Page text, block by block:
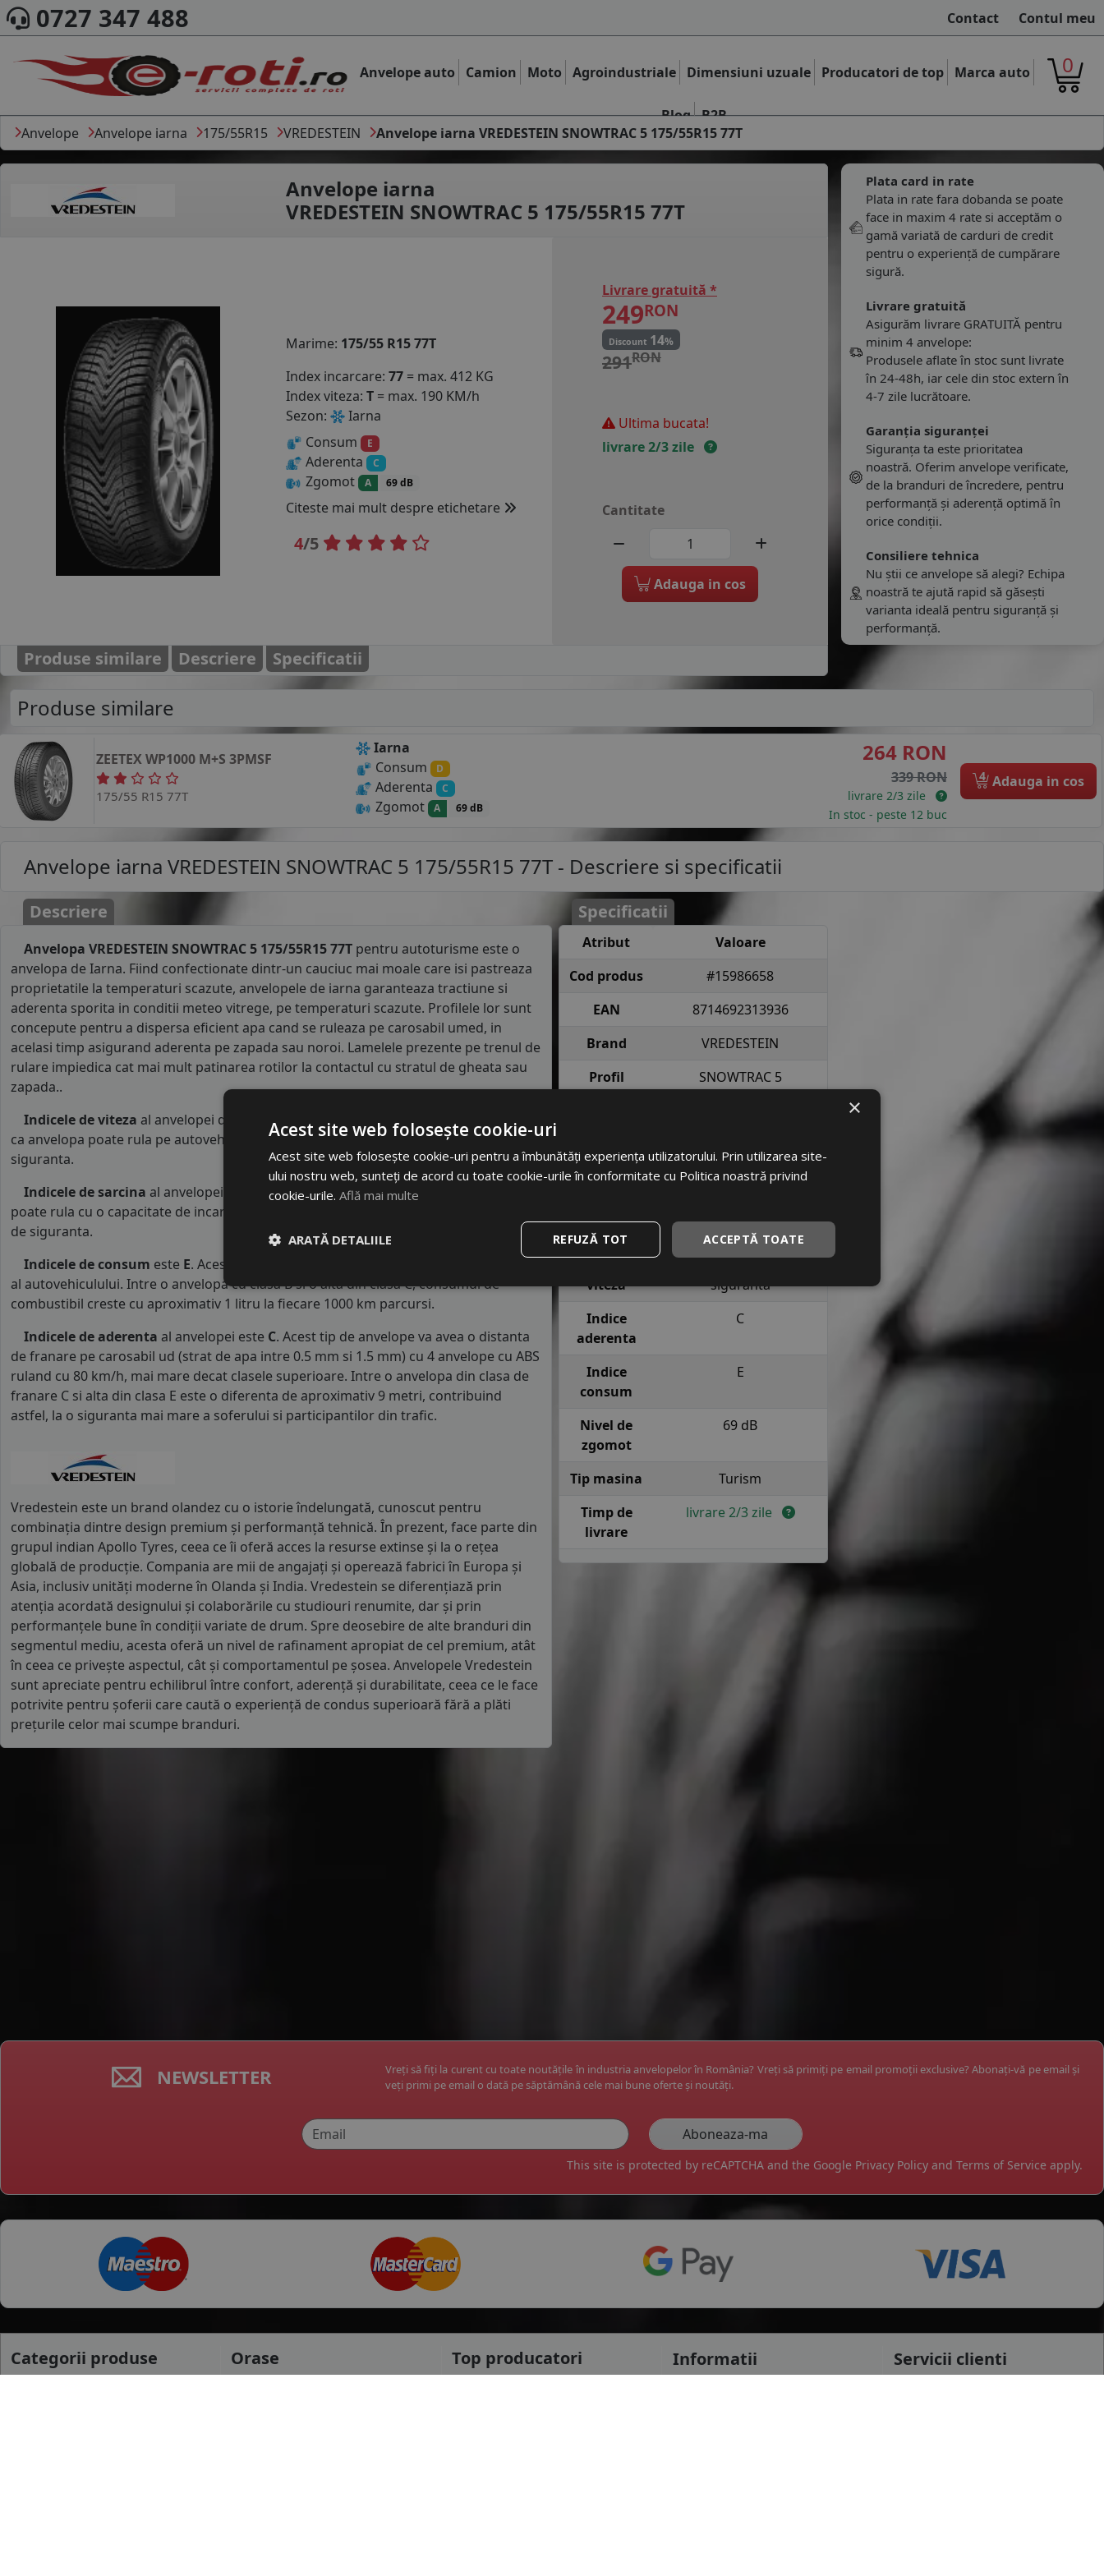
0727 347 488 Contact Contul meu
Anvelope auto Camion Moto Agroindustriale Dimensiuni uzuale Producatori de top Marca auto
Blog B2B
0
Anvelope Anvelope iarna 175/55R15 VREDESTEIN Anvelope iarna VREDESTEIN SNOWTRAC 5 175/55R15 77T
Anvelope iarna
VREDESTEIN SNOWTRAC 5 175/55R15 77T
Marime: 175/55 R15 77T
Index incarcare: 77 = max. 412 KG
Index viteza: T = max. 190 KM/h
Sezon:
Iarna
Consum
E
Aderenta C
Zgomot A 69 dB
Citeste mai mult despre etichetare
4/5
Livrare gratuită *
249RON
Discount 14%
291RON
Ultima bucata!
livrare 2/3 zile
Cantitate
Adauga in cos
Plata card in rate
Plata in rate fara dobanda se poate
face in maxim 4 rate si acceptăm o
gamă variată de carduri de credit
pentru o experiență de cumpărare
sigură.
Livrare gratuită
Asigurăm livrare GRATUITĂ pentru
minim 4 anvelope:
Produsele aflate în stoc sunt livrate
în 24-48h, iar cele din stoc extern în
4-7 zile lucrătoare.
Garanția siguranței
Siguranța ta este prioritatea
noastră. Oferim anvelope verificate,
de la branduri de încredere, pentru
performanță și aderență optimă în
orice condiții.
Consiliere tehnica
Nu știi ce anvelope să alegi? Echipa
noastră te ajută rapid să găsești
varianta ideală pentru siguranță și
performanță.
Produse similare Descriere Specificatii
Produse similare
ZEETEXWP1000 M+S 3PMSF
175/55 R15 77T
Iarna
Consum
D
Aderenta C
Zgomot A 69 dB
264 RON
339 RON
livrare 2/3 zile
In stoc - peste 12 buc
4 Adauga in cos
Anvelope iarna VREDESTEIN SNOWTRAC 5 175/55R15 77T - Descriere si specificatii
Descriere
Anvelopa VREDESTEIN SNOWTRAC 5 175/55R15 77T pentru autoturisme este o
anvelopa de Iarna. Fiind confectionate dintr-un cauciuc mai moale care isi pastreaza
proprietatile la temperaturi scazute, anvelopele de iarna garanteaza tractiune si
aderenta sporita in conditii meteo vitrege, pe temperaturi scazute. Profilele lor sunt
concepute pentru a dispersa eficient apa cand se ruleaza pe carosabil umed, in
acelasi timp asigurand aderenta pe zapada sau noroi. Lamelele prezente pe trenul de
rulare impiedica cat mai mult patinarea rotilor la contactul cu stratul de gheata sau
zapada..
Indicele de viteza al anvelopei de iarnaVREDESTEIN esteT
. Acest indice confirma
ca anvelopa poate rula pe autovehicule o viteza maxima de 190 km/h in conditii de
siguranta.
Indicele de sarcina al anvelopei este 77. Acest indice semnifica faptul ca anvelopa
poate rula cu o capacitate de incarcare maxima de 412 kg pe fiecare roata in conditii
de siguranta.
Indicele de consum este E. Acest indice reprezinta clasa de consum de carburant
al autovehiculului. Intre o anvelopa cu clasa B si o alta din clasa C, consumul de
combustibil creste cu aproximativ 1 litru la fiecare 1000 km parcursi.
Indicele de aderenta al anvelopei este C. Acest tip de anvelope va avea o distanta
de franare pe carosabil ud (strat de apa intre 0.5 mm si 1.5 mm) cu 4 anvelope cu ABS
ruland cu 80 km/h, mai mare decat clasele superioare. Intre o anvelopa din clasa de
franare C si alta din clasa E este o diferenta de aproximativ 9 metri, contribuind
astfel, la o siguranta mai mare a soferului si participantilor din trafic.
Vredestein este un brand olandez cu o istorie îndelungată, cunoscut pentru
combinația dintre design premium și performanță tehnică. În prezent, face parte din
grupul indian Apollo Tyres, ceea ce îi oferă acces la resurse extinse și la o rețea
globală de producție. Compania are mii de angajați și operează fabrici în Europa și
Asia, inclusiv unități moderne în Olanda și India. Vredestein se diferențiază prin
atenția acordată designului și colaborările cu studiouri renumite, dar și prin
performanțele bune în condiții variate de drum. Spre deosebire de alte branduri din
segmentul mediu, acesta oferă un nivel de rafinament apropiat de cel premium, atât
în ceea ce privește aspectul, cât și comportamentul pe șosea. Anvelopele Vredestein
sunt apreciate pentru echilibrul între confort, aderență și durabilitate, ceea ce le face
potrivite pentru șoferii care caută o experiență de condus superioară fără a plăti
prețurile celor mai scumpe branduri.
Specificatii
Atribut
Valoare
Cod produs
#15986658
EAN
8714692313936
Brand
VREDESTEIN
Profil
SNOWTRAC 5
Raza
15
incarcare
anvelopa
viteza
siguranta
Indice
aderenta
C
Indice
consum
E
Nivel de
zgomot
69 dB
Tip masina
Turism
Timp de
livrare
livrare 2/3 zile
NEWSLETTER
Vreți să fiți la curent cu toate noutățile în industria anvelopelor în România? Vreți să primiți pe email promoții exclusive? Abonați-vă pe email și
veți primi pe email o dată pe săptămână cele mai bune oferte și noutăți.
This site is protected by reCAPTCHA and the Google Privacy Policy and Terms of Service apply.
Categorii produse Orase Top producatori Informatii Servicii clienti
×
Acest site web folosește cookie-uri
Acest site web folosește cookie-uri pentru a îmbunătăți experiența utilizatorului. Prin utilizarea site-
ului nostru web, sunteți de acord cu toate cookie-urile în conformitate cu Politica noastră privind
cookie-urile. Află mai multe
ACCEPTĂ TOATE
REFUZĂ TOT
ARATĂ DETALIILE